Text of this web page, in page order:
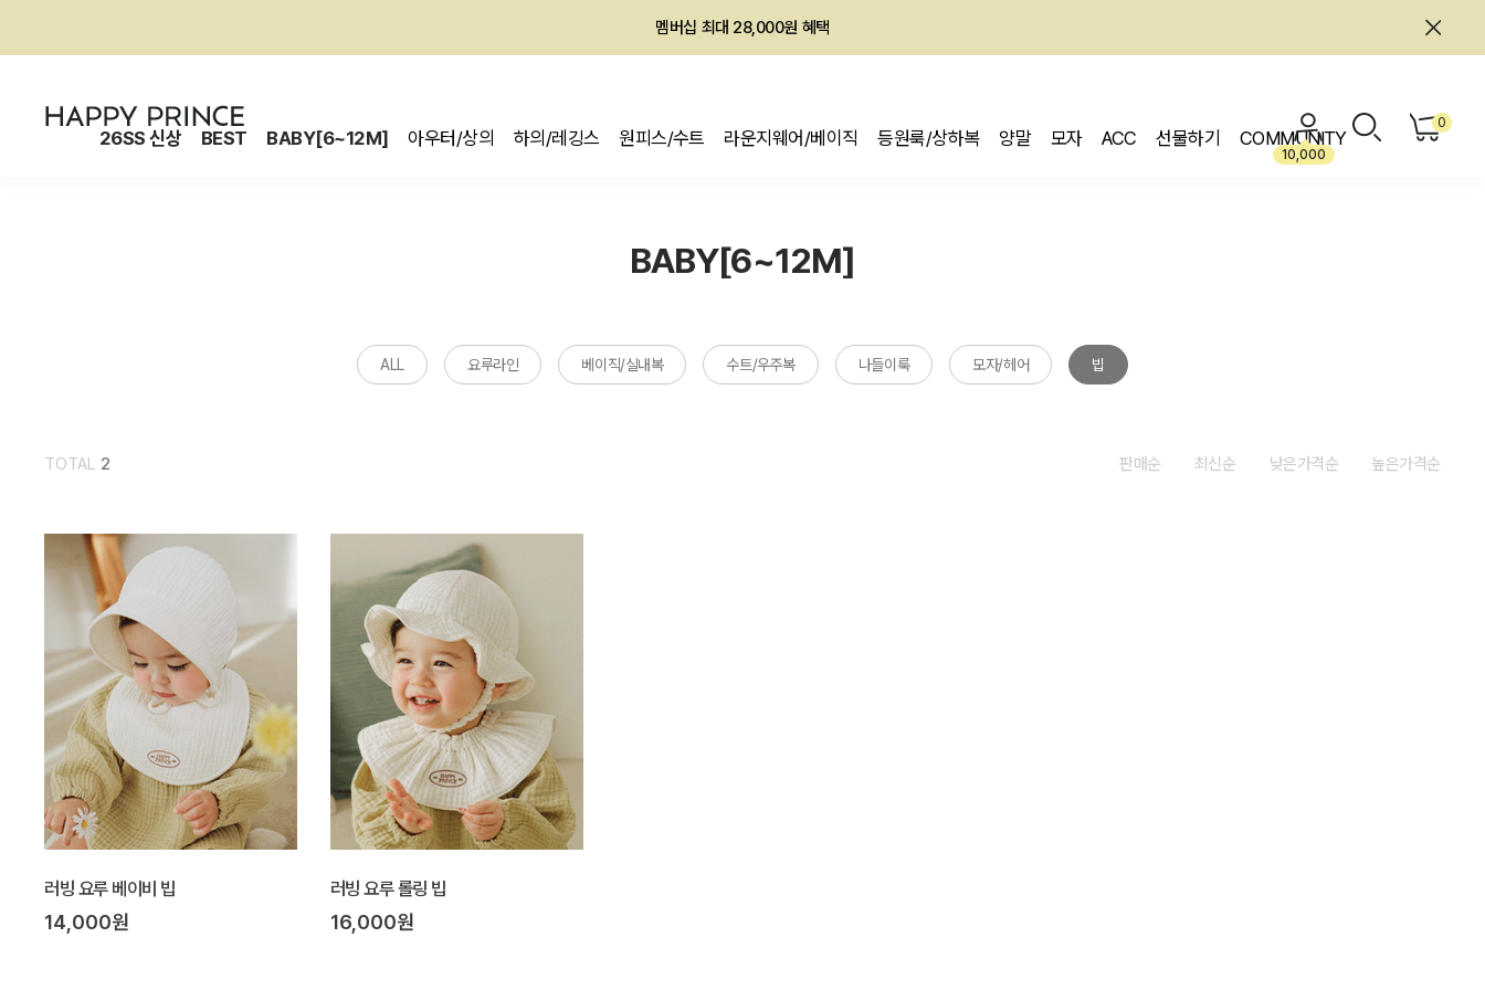
멤버십 최대 28,000원 혜택
26SS 신상 BEST BABY[6~12M] 아우터/상의 하의/레깅스 원피스/수트 라운지웨어/베이직 등원룩/상하복 양말 모자 ACC 선물하기 COMMUNITY
10,000
0
BABY[6~12M]
ALL 요루라인 베이직/실내복 수트/우주복 나들이룩 모자/헤어 빕
TOTAL 2 판매순 최신순 낮은가격순 높은가격순
러빙 요루 베이비 빕
14,000원
러빙 요루 롤링 빕
16,000원